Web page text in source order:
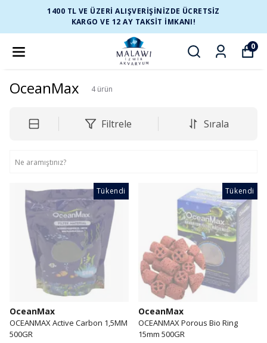
1400 TL VE ÜZERİ ALIŞVERİŞİNİZDE ÜCRETSİZ
KARGO VE 12 AY TAKSİT İMKANI!
0
OceanMax 4 ürün
Filtrele Sırala
Tükendi
OceanMax
OCEANMAX Active Carbon 1,5MM
500GR
Tükendi
OceanMax
OCEANMAX Porous Bio Ring
15mm 500GR